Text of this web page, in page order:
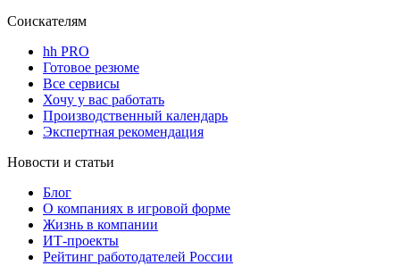
Соискателям
hh PRO
Готовое резюме
Все сервисы
Хочу у вас работать
Производственный календарь
Экспертная рекомендация
Новости и статьи
Блог
О компаниях в игровой форме
Жизнь в компании
ИТ-проекты
Рейтинг работодателей России